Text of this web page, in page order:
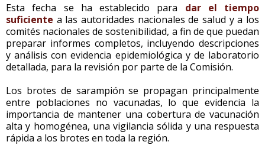
Esta fecha se ha establecido para dar el tiempo
suficiente a las autoridades nacionales de salud y a los
comités nacionales de sostenibilidad, a fin de que puedan
preparar informes completos, incluyendo descripciones
y análisis con evidencia epidemiológica y de laboratorio
detallada, para la revisión por parte de la Comisión.
Los brotes de sarampión se propagan principalmente
entre poblaciones no vacunadas, lo que evidencia la
importancia de mantener una cobertura de vacunación
alta y homogénea, una vigilancia sólida y una respuesta
rápida a los brotes en toda la región.